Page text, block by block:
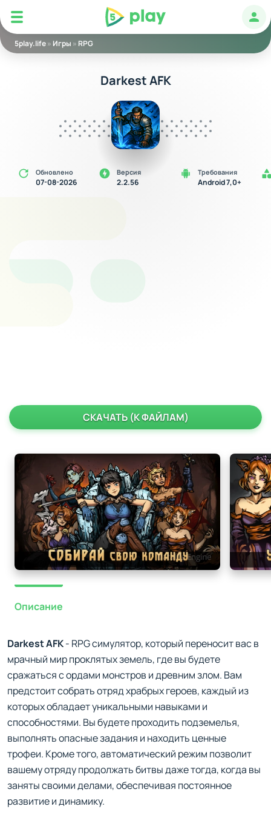
5play
5play.life» Игры » RPG
Darkest AFK
Обновлено
07-08-2026
Версия
2.2.56
Требования
Android 7,0+
СКАЧАТЬ (К ФАЙЛАМ)
Описание
Darkest AFK- RPG симулятор, который переносит вас в
мрачный мир проклятых земель, где вы будете
сражаться с ордами монстров и древним злом. Вам
предстоит собрать отряд храбрых героев, каждый из
которых обладает уникальными навыками и
способностями. Вы будете проходить подземелья,
выполнять опасные задания и находить ценные
трофеи. Кроме того, автоматический режим позволит
вашему отряду продолжать битвы даже тогда, когда вы
заняты своими делами, обеспечивая постоянное
развитие и динамику.